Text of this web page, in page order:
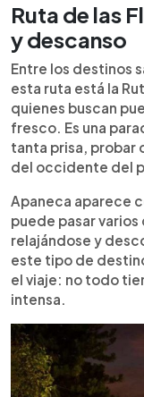
Ruta de las
y descanso
Entre los destinos
esta ruta está la
quienes buscan
fresco. Es una
tanta prisa, probar
del occidente del
Apaneca aparece
puede pasar
relajándose y
este tipo de
el viaje: no todo
intensa.